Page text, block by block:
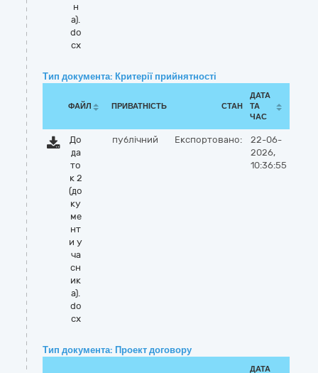
н
а).
do
cx
Тип документа: Критерії прийнятності
ФАЙЛ ПРИВАТНІСТЬ СТАН
ДАТА
ТА
ЧАС
До
да
то
к 2
(до
ку
ме
нт
и у
ча
сн
ик
а).
do
cx
публічний Експортовано:
22-06-
2026,
10:36:55
Тип документа: Проект договору
ДАТА